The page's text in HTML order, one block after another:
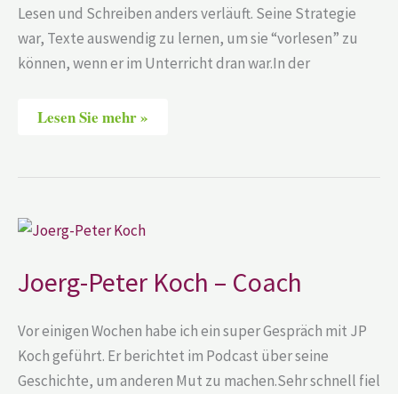
Lesen und Schreiben anders verläuft. Seine Strategie
war, Texte auswendig zu lernen, um sie “vorlesen” zu
können, wenn er im Unterricht dran war.In der
Lesen Sie mehr »
Joerg-Peter Koch – Coach
Vor einigen Wochen habe ich ein super Gespräch mit JP
Koch geführt. Er berichtet im Podcast über seine
Geschichte, um anderen Mut zu machen.Sehr schnell fiel
Joerg-
Peter
Coach